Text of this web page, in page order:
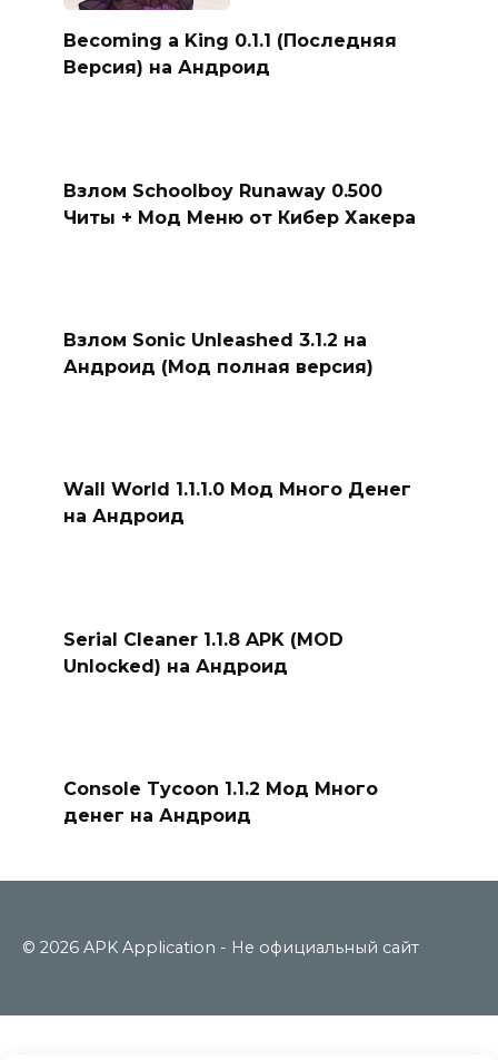
Becoming a King 0.1.1 (Последняя
Версия) на Андроид
Взлом Schoolboy Runaway 0.500
Читы + Мод Меню от Кибер Хакера
Взлом Sonic Unleashed 3.1.2 на
Андроид (Мод полная версия)
Wall World 1.1.1.0 Мод Много Денег
на Андроид
Serial Cleaner 1.1.8 APK (MOD
Unlocked) на Андроид
Console Tycoon 1.1.2 Мод Много
денег на Андроид
© 2026 APK Application - Не официальный сайт